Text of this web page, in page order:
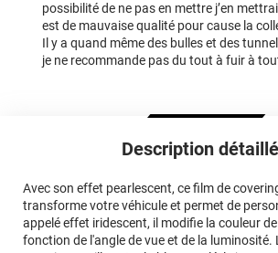
possibilité de ne pas en mettre j’en
est de mauvaise qualité pour cause la
Il y a quand même des bulles et des
je ne recommande pas du tout à fuir à
Description
Avec son effet pearlescent, ce film de
transforme votre véhicule et permet de
appelé effet iridescent, il modifie la couleur
fonction de l'angle de vue et de la luminosité.